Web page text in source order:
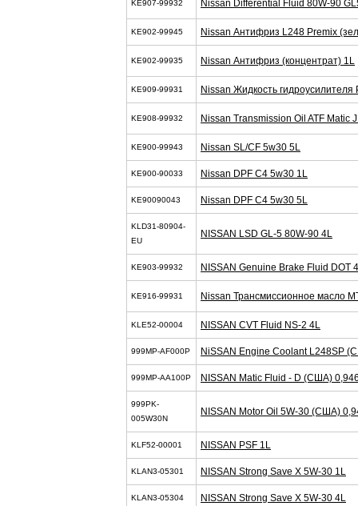
KE907-99932 Nissan Differential Fluid 80W-90
KE902-99945 Nissan Антифриз L248 Premix
KE902-99935 Nissan Антифриз (концентрат) 1L
KE909-99931 Nissan Жидкость гидроусилителя
KE908-99932 Nissan Transmission Oil ATF Matic
KE900-99943 Nissan SL/CF 5w30 5L
KE900-90033 Nissan DPF C4 5w30 1L
KE90090043 Nissan DPF C4 5w30 5L
KLD31-80904-
EU
NISSAN LSD GL-5 80W-90 4L
KE903-99932 NISSAN Genuine Brake Fluid DOT
KE916-99931 Nissan Трансмиссионное масло
KLE52-00004 NISSAN CVT Fluid NS-2 4L
999MP-AF000P NiSSAN Engine Coolant L248SP
999MP-AA100P NISSAN Matic Fluid - D (США)
999PK-
005W30N
NISSAN Motor Oil 5W-30 (США)
KLF52-00001 NISSAN PSF 1L
KLAN3-05301 NISSAN Strong Save X 5W-30 1L
KLAN3-05304 NISSAN Strong Save X 5W-30 4L